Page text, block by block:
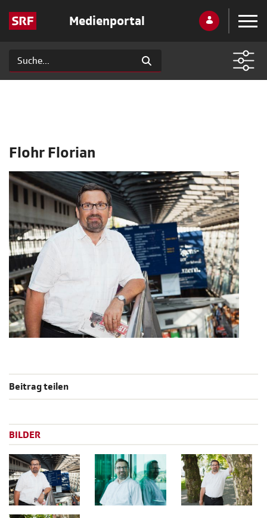
Medienportal
Flohr Florian
Beitrag teilen
BILDER